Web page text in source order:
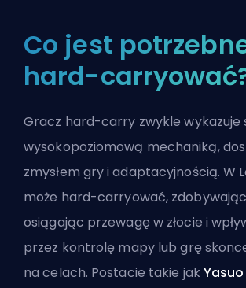
Co jest
hard-
Gracz hard-carry zwykle wykazuje
wysokopoziomową mechaniką,
zmysłem gry i adaptacyjnością. W
może hard-carryować,
osiągając przewagę w złocie i
przez kontrolę mapy lub grę
na celach. Postacie takie jakYasuo